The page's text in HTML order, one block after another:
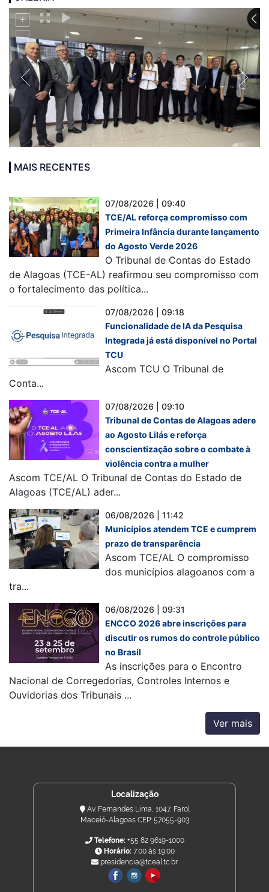
MAIS RECENTES
07/08/2026 | 09:40
TCE/AL reforça compromisso com
Primeira Infância durante lançamento
do Agosto Verde 2026
O Tribunal de Contas do Estado
de Alagoas (TCE-AL) reafirmou seu compromisso com
o fortalecimento das política...
07/08/2026 | 09:18
Funcionalidade de IA da Pesquisa
Integrada já está disponível no Portal
TCU
Ascom TCU O Tribunal de
Conta...
07/08/2026 | 09:10
Tribunal de Contas de Alagoas adere
ao Agosto Lilás e reforça
conscientização sobre o combate à
violência contra a mulher
Ascom TCE/AL O Tribunal de Contas do Estado de
Alagoas (TCE/AL) ader...
06/08/2026 | 11:42
Municípios atendem TCE e cumprem
prazo de transparência
Ascom TCE/AL O compromisso
dos municípios alagoanos com a
tra...
06/08/2026 | 09:31
ENCCO 2026 abre inscrições para
discutir os rumos do controle público
no Brasil
As inscrições para o Encontro
Nacional de Corregedorias, Controles Internos e
Ouvidorias dos Tribunais ...
Ver mais
Localização
Av. Fernandes Lima, 1047, Farol
Maceió-Alagoas CEP: 57055-903
Telefone:+55 82 9619-1000
Horário:7:00 às 19:00
presidencia@tceal.tc.br